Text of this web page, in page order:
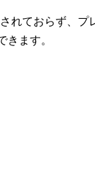
れておらず、
きます。